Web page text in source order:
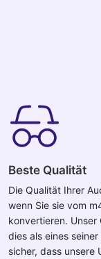
Beste Qualität
Die Qualität Ihrer
wenn Sie sie vom
konvertieren. Unser
dies als eines
sicher, dass unsere